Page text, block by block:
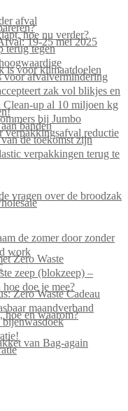
afval
hoe nu verder?
19-25 mei 2025
terug tegen
is voor klimaatdoelen
voor afvalvermindering
zak vol blikjes en
Clean-up al 10 miljoen kg
bij Jumbo
banden
verpakkingsafval reductie
de toekomst zijn
verpakkingen terug te
vragen over de broodzak
de zomer door zonder
work
Zero Waste
zeep (blokzeep) –
doe je mee?
Zero Waste Cadeau
maandverband
hoe en waarom?
bijenwasdoek
van Bag-again